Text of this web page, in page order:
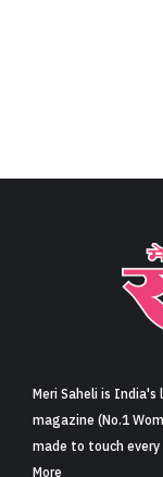
Meri Saheli is
magazine (No.1
made to touch
More